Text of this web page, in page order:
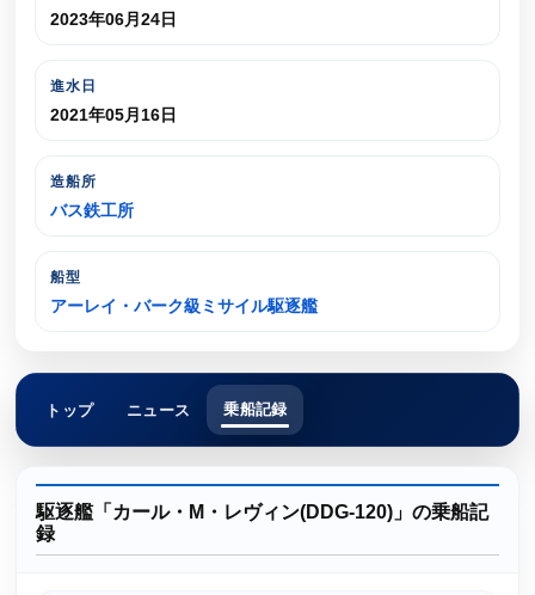
2023年06月24日
進水日
2021年05月16日
造船所
バス鉄工所
船型
アーレイ・バーク級ミサイル駆逐艦
トップ ニュース 乗船記録
駆逐艦「カール・M・レヴィン(DDG-120)」の乗船記
録